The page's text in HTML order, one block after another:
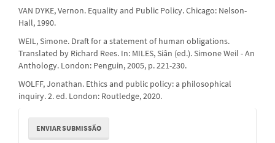
VAN DYKE, Vernon. Equality and Public Policy. Chicago: Nelson-
Hall, 1990.
WEIL, Simone. Draft for a statement of human obligations.
Translated by Richard Rees. In: MILES, Siân (ed.). Simone Weil - An
Anthology. London: Penguin, 2005, p. 221-230.
WOLFF, Jonathan. Ethics and public policy: a philosophical
inquiry. 2. ed. London: Routledge, 2020.
Enviar
Submissão
ENVIAR SUBMISSÃO